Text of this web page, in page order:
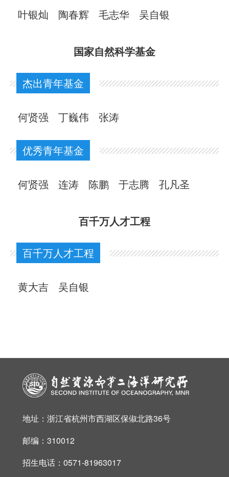
叶银灿 陶春辉 毛志华 吴自银
国家自然科学基金
杰出青年基金
何贤强 丁巍伟 张涛
优秀青年基金
何贤强 连涛 陈鹏 于志腾 孔凡圣
百千万人才工程
百千万人才工程
黄大吉 吴自银
地址：浙江省杭州市西湖区保俶北路36号
邮编：310012
招生电话：0571-81963017